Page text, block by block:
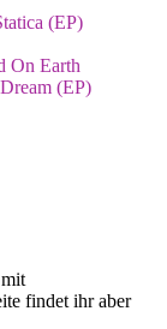
(EP)
On Earth
(EP)
findet ihr aber